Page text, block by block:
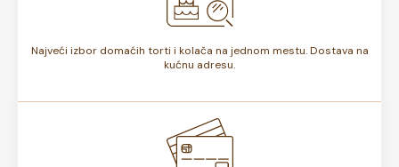
Najveći izbor domaćih torti i kolača na jednom mestu. Dostava na
kućnu adresu.